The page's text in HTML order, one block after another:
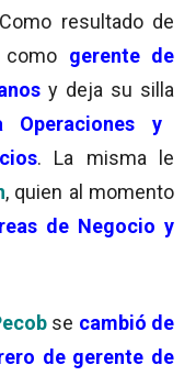
resultado de
gerente de
y deja su silla
Operaciones y
. La misma le
, quien al momento
de Negocio y
se cambió de
de gerente de